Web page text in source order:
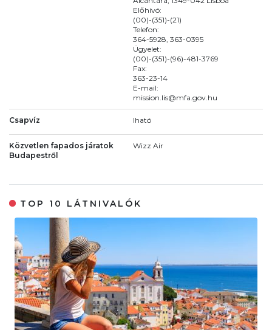
Előhívó:
(00)-(351)-(21)
Telefon:
364-5928, 363-0395
Ügyelet:
(00)-(351)-(96)-481-3769
Fax:
363-23-14
E-mail:
mission.lis@mfa.gov.hu
Csapvíz Iható
Közvetlen fapados járatok
Budapestről
Wizz Air
TOP 10 LÁTNIVALÓK